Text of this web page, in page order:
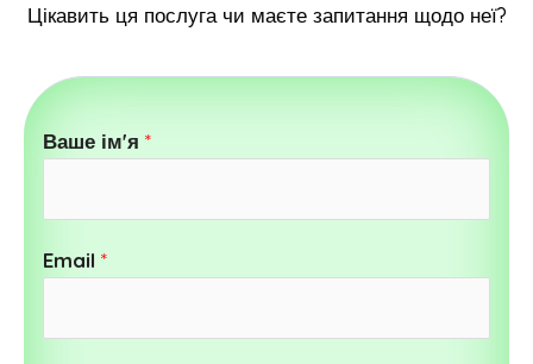
Цікавить ця послуга чи маєте запитання щодо неї?
Ваше ім'я *
Email *